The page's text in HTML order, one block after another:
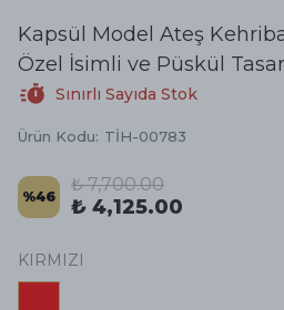
Kapsül Model Ateş
Özel İsimli ve Püskül
Sınırlı Sayıda Stok
Ürün Kodu: TİH-00783
%46
₺ 7,700.00
₺ 4,125.00
KIRMIZI